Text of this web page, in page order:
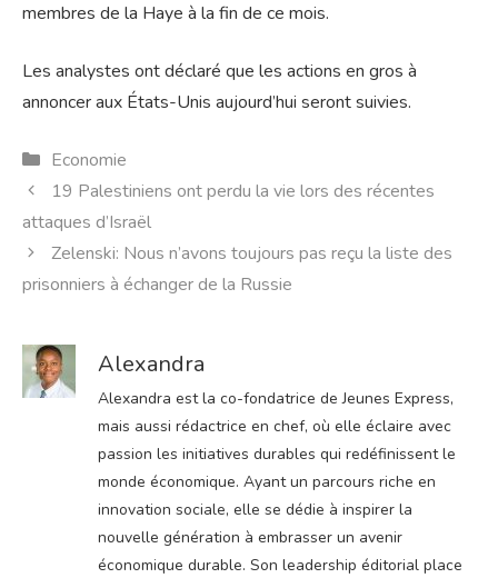
membres de la Haye à la fin de ce mois.
Les analystes ont déclaré que les actions en gros à
annoncer aux États-Unis aujourd’hui seront suivies.
Catégories
Economie
19 Palestiniens ont perdu la vie lors des récentes
attaques d’Israël
Zelenski: Nous n’avons toujours pas reçu la liste des
prisonniers à échanger de la Russie
Alexandra
Alexandra est la co-fondatrice de Jeunes Express,
mais aussi rédactrice en chef, où elle éclaire avec
passion les initiatives durables qui redéfinissent le
monde économique. Ayant un parcours riche en
innovation sociale, elle se dédie à inspirer la
nouvelle génération à embrasser un avenir
économique durable. Son leadership éditorial place